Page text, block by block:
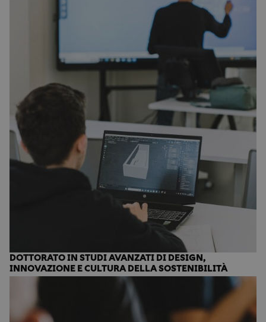
DOTTORATO IN STUDI AVANZATI DI DESIGN,
INNOVAZIONE E CULTURA DELLA SOSTENIBILITÀ